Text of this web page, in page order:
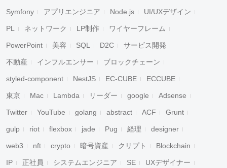
Symfony アプリエンジニア Node.js UI/UXデザイン
PL ネットワーク LP制作 ワイヤーフレーム
PowerPoint 美容 SQL D2C サービス開発
不動産 インフルエンサー ブロックチェーン
styled-component NestJS EC-CUBE ECCUBE
東京 Mac Lambda リーダー google Adsense
Twitter YouTube golang abstract ACF Grunt
gulp riot flexbox jade Pug 経理 designer
web3 nft crypto 暗号資産 クリプト Blockchain
IP 正社員 システムエンジニア SE UXデザイナー